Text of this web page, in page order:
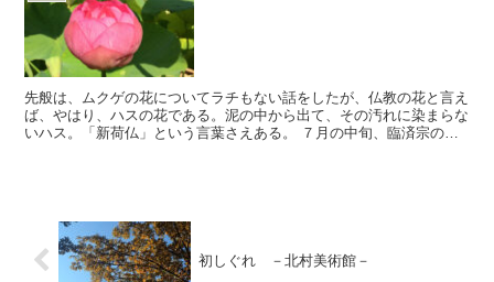
先般は、ムクゲの花についてラチもない話をしたが、仏教の花と言え
ば、やはり、ハスの花である。泥の中から出て、その汚れに染まらな
いハス。「新荷仏」という言葉さえある。 ７月の中旬、臨済宗のあ
初しぐれ －北村美術館－